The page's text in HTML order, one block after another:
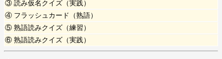
③ 読み仮名クイズ（実践）
④ フラッシュカード（熟語）
⑤ 熟語読みクイズ（練習）
⑥ 熟語読みクイズ（実践）